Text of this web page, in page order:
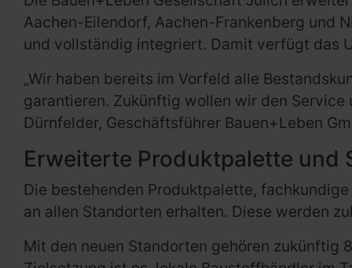
Aachen-Eilendorf, Aachen-Frankenberg und
und vollständig integriert. Damit verfügt das
„Wir haben bereits im Vorfeld alle
garantieren. Zukünftig wollen wir den
Dürnfelder, Geschäftsführer Bauen+Leben
Erweiterte Produktpalette und
Die bestehenden Produktpalette,
an allen Standorten erhalten. Diese werden
Mit den neuen Standorten gehören zukünftig